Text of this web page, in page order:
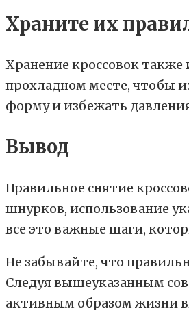
Храните их
Хранение кроссовок также
прохладном месте, чтобы
форму и избежать
Вывод
Правильное снятие
шнурков, использование
все это важные шаги,
Не забывайте, что
Следуя вышеуказанным
активным образом жизни